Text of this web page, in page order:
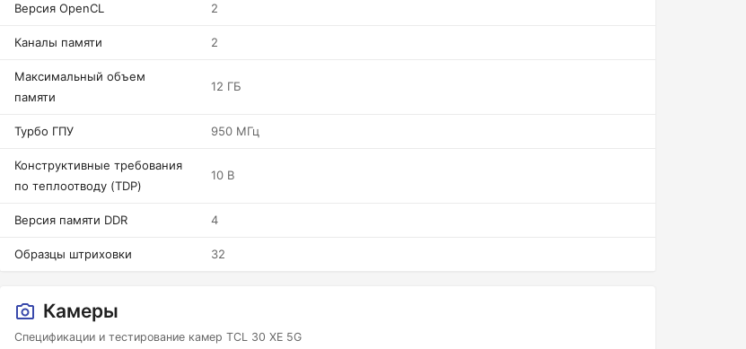
Версия OpenCL 2
Каналы памяти 2
Максимальный объем
памяти
12 ГБ
Турбо ГПУ 950 МГц
Конструктивные требования
по теплоотводу (TDP)
10 В
Версия памяти DDR 4
Образцы штриховки 32
Камеры
Спецификации и тестирование камер TCL 30 XE 5G